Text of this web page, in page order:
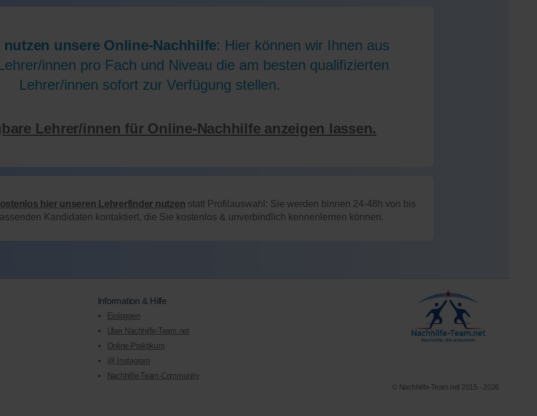
unsere Online-Nachhilfe: Hier können wir Ihnen aus
innen pro Fach und Niveau die am besten qualifizierten
Lehrer/innen sofort zur Verfügung stellen.
Lehrer/innen für Online-Nachhilfe anzeigen lassen.
hier unseren Lehrerfinder nutzen statt Profilauswahl: Sie werden binnen 24-48h von bis
Kandidaten kontaktiert, die Sie kostenlos & unverbindlich kennenlernen können.
Information & Hilfe
Einloggen
Über Nachhilfe-Team.net
Online-Praktikum
@ Instagram
Nachhilfe-Team-Community
© Nachhilfe-Team.net 2015 - 2026